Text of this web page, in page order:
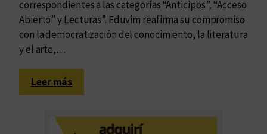
s
correspondientes a las categorías “Anticipos”, “Acceso
Abierto” y Lecturas”. Eduvim reafirma su compromiso
con la democratización del conocimiento, la literatura
y el arte,…
Leer más:
I